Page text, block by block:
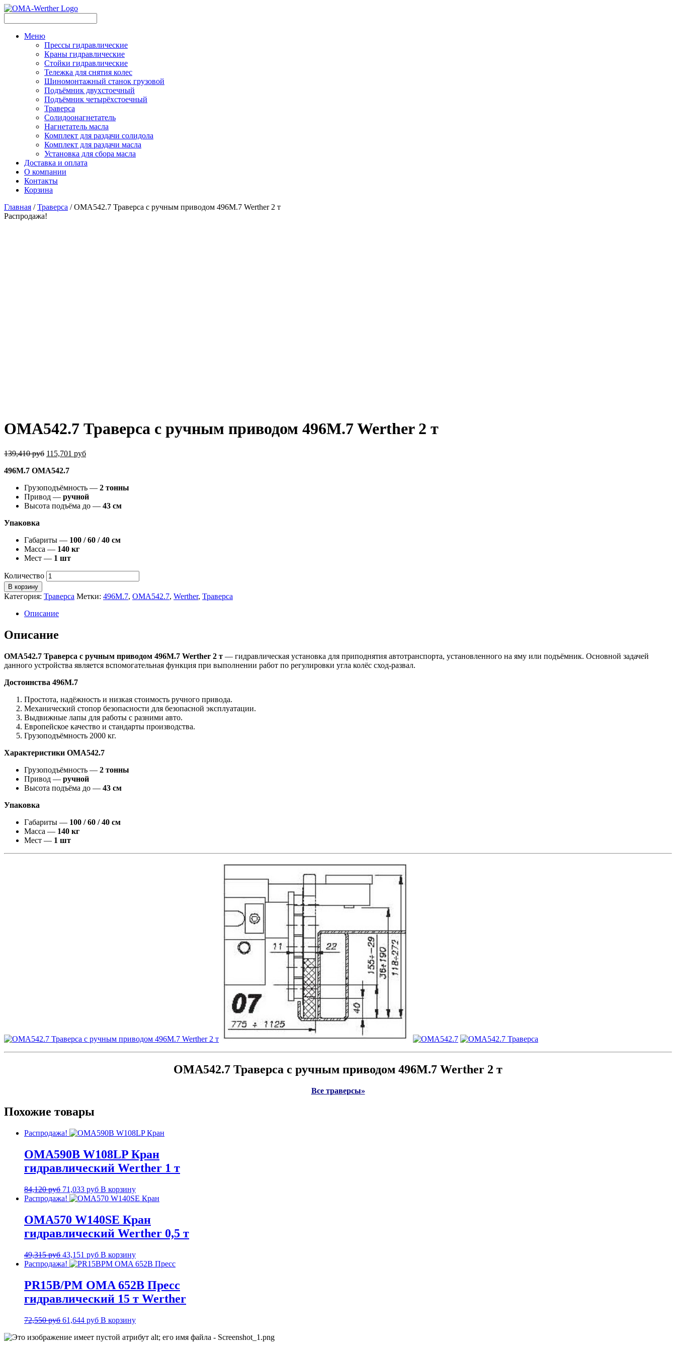
Меню
Прессы гидравлические
Краны гидравлические
Стойки гидравлические
Тележка для снятия колес
Шиномонтажный станок грузовой
Подъёмник двухстоечный
Подъёмник четырёхстоечный
Траверса
Солидоонагнетатель
Нагнетатель масла
Комплект для раздачи солидола
Комплект для раздачи масла
Установка для сбора масла
Доставка и оплата
О компании
Контакты
Корзина
Главная /Траверса / OMA542.7 Траверса с ручным приводом 496M.7 Werther 2 т
Распродажа!
OMA542.7 Траверса с ручным приводом 496M.7 Werther 2 т
139,410руб 115,701 руб
496M.7 OMA542.7
Грузоподъёмность — 2 тонны
Привод — ручной
Высота подъёма до — 43 см
Упаковка
Габариты — 100 / 60 / 40 см
Масса — 140 кг
Мест — 1 шт
Количество
В корзину
Категория: Траверса Метки: 496M.7, OMA542.7, Werther, Траверса
Описание
Описание
OMA542.7 Траверса с ручным приводом 496M.7 Werther 2 т — гидравлическая установка для приподнятия автотранспорта, установленного на яму или подъёмник. Основной задачей
данного устройства является вспомогательная функция при выполнении работ по регулировки угла колёс сход-развал.
Достоинства 496M.7
Простота, надёжность и низкая стоимость ручного привода.
Механический стопор безопасности для безопасной эксплуатации.
Выдвижные лапы для работы с разними авто.
Европейское качество и стандарты производства.
Грузоподъёмность 2000 кг.
Характеристики OMA542.7
Грузоподъёмность — 2 тонны
Привод — ручной
Высота подъёма до — 43 см
Упаковка
Габариты — 100 / 60 / 40 см
Масса — 140 кг
Мест — 1 шт
OMA542.7 Траверса с ручным приводом 496M.7 Werther 2 т
Все траверсы»
Похожие товары
Распродажа!
OMA590B W108LP Кран
гидравлический Werther 1 т
84,120руб 71,033 руб В корзину
Распродажа!
OMA570 W140SE Кран
гидравлический Werther 0,5 т
49,315руб 43,151 руб В корзину
Распродажа!
PR15B/PM OMA 652B Пресс
гидравлический 15 т Werther
72,550руб 61,644 руб В корзину